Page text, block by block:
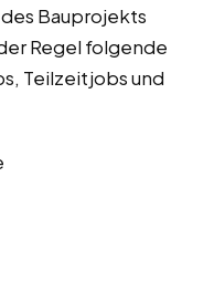
Bauprojekts
Regel folgende
Teilzeitjobs und